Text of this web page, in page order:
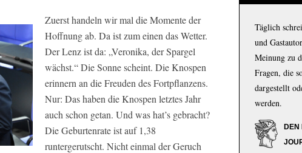
Zuerst handeln wir mal die Momente der
Hoffnung ab. Da ist zum einen das Wetter.
Der Lenz ist da: „Veronika, der Spargel
wächst.“ Die Sonne scheint. Die Knospen
erinnern an die Freuden des Fortpflanzens.
Nur: Das haben die Knospen letztes Jahr
auch schon getan. Und was hat’s gebracht?
Die Geburtenrate ist auf 1,38
runtergerutscht. Nicht einmal der Geruch
Täglich
und
Meinung zu
Fragen, die
dargestellt
werden.
DEN